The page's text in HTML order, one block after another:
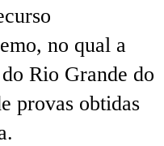
no qual a
Rio Grande do
provas obtidas